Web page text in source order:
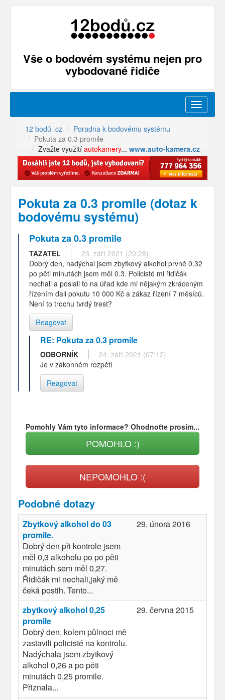
Vše o bodovém systému nejen pro
vybodované řidiče
Menu
12 bodů .cz
Poradna k bodovému systému
Pokuta za 0.3 promile
Zvažte využití autokamery... www.auto-kamera.cz
Pokuta za 0.3 promile (dotaz k
bodovému systému)
Pokuta za 0.3 promile
TAZATEL
23. září 2021 (20:28)
Dobrý den, nadýchal jsem zbytkový alkohol prvně 0.32
po pěti minutách jsem měl 0.3. Policisté mi řidičák
nechali a poslali to na úřad kde mi nějakým zkráceným
řízením dali pokutu 10 000 Kč a zákaz řízení 7 měsíců.
Není to trochu tvrdý trest?
Reagovat
RE: Pokuta za 0.3 promile
ODBORNÍK
24. září 2021 (07:12)
Je v zákonném rozpětí
Reagovat
Pomohly Vám tyto informace? Ohodnoťte prosím...
POMOHLO :)
NEPOMOHLO :(
Podobné dotazy
Zbytkový alkohol do 03
promile.
Dobrý den při kontrole jsem
měl 0,3 alkoholu po po pěti
minutách sem měl 0,27.
Řidičák mi nechali,jaký mě
čeká postih. Tento...
29. února 2016
zbytkový alkohol 0,25
promile
Dobrý den, kolem půlnoci mě
zastavili policisté na kontrolu.
Nadýchala jsem zbytkový
alkohol 0,26 a po pěti
minutách 0,25 promile.
Přiznala...
29. června 2015